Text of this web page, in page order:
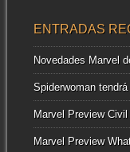
ENTRADAS
Novedades Marvel
Spiderwoman
Marvel Preview
Marvel Preview